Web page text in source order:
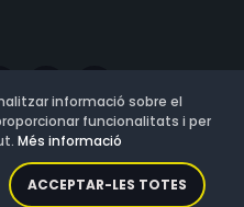
informació sobre el
funcionalitats i per
Més informació
ACCEPTAR-LES TOTES